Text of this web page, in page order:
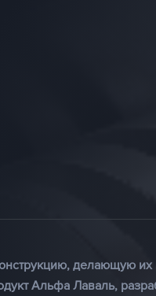
делающую
Альфа Лаваль,